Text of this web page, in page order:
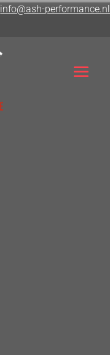
info@ash-performance.nl